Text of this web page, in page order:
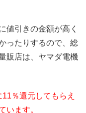
値引きの金額が高く
ったりするので、総
販店は、ヤマダ電機
％還元してもらえ
います。